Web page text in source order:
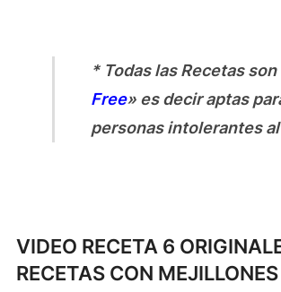
* Todas las Recetas son
Free» es decir aptas
personas intolerantes
VIDEO RECETA 6
RECETAS CON